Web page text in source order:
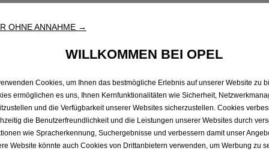
deinen
Zubehör von
das das Laden zu Hause und unterwegs
und deinen Reisen passt.
OHNE ANNAHME →
WILLKOMMEN BEI OPEL
Cookies, um Ihnen das bestmögliche Erlebnis auf unserer Website zu
ermöglichen es uns, Ihnen Kernfunktionalitäten wie Sicherheit,
und die Verfügbarkeit unserer Websites sicherzustellen. Cookies
die Benutzerfreundlichkeit und die Leistungen unserer Websites durch
wie Spracherkennung, Suchergebnisse und verbessern damit unser
Website könnte auch Cookies von Drittanbietern verwenden, um Werbung zu